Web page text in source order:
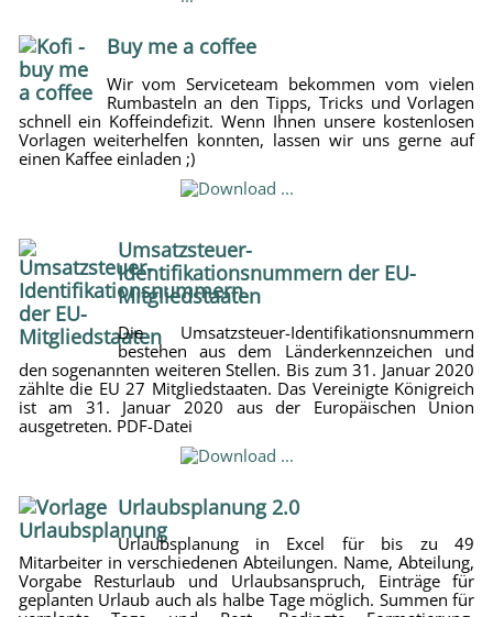
Buy me a coffee
Wir vom Serviceteam bekommen vom vielen
Rumbasteln an den Tipps, Tricks und Vorlagen
schnell ein Koffeindefizit. Wenn Ihnen unsere kostenlosen
Vorlagen weiterhelfen konnten, lassen wir uns gerne auf
einen Kaffee einladen ;)
Umsatzsteuer-
Identifikationsnummern der EU-
Mitgliedstaaten
Die Umsatzsteuer-Identifikationsnummern
bestehen aus dem Länderkennzeichen und
den sogenannten weiteren Stellen. Bis zum 31. Januar 2020
zählte die EU 27 Mitgliedstaaten. Das Vereinigte Königreich
ist am 31. Januar 2020 aus der Europäischen Union
ausgetreten. PDF-Datei
Urlaubsplanung 2.0
Urlaubsplanung in Excel für bis zu 49
Mitarbeiter in verschiedenen Abteilungen. Name, Abteilung,
Vorgabe Resturlaub und Urlaubsanspruch, Einträge für
geplanten Urlaub auch als halbe Tage möglich. Summen für